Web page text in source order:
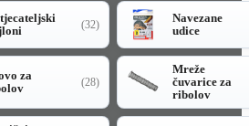
(32)
Navezane
udice
za
(28)
Mreže
čuvarice za
ribolov